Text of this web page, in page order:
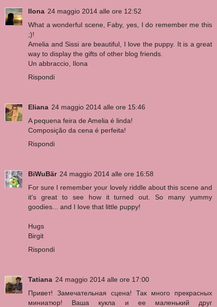
Ilona 24 maggio 2014 alle ore 12:52
What a wonderful scene, Faby, yes, I do remember me this
;)!
Amelia and Sissi are beautiful, I love the puppy. It is a great
way to display the gifts of other blog friends.
Un abbraccio, Ilona
Rispondi
Eliana 24 maggio 2014 alle ore 15:46
A pequena feira de Amelia é linda!
Composição da cena é perfeita!
Rispondi
BiWuBär 24 maggio 2014 alle ore 16:58
For sure I remember your lovely riddle about this scene and
it's great to see how it turned out. So many yummy
goodies... and I love that little puppy!
Hugs
Birgit
Rispondi
Tatiana 24 maggio 2014 alle ore 17:00
Привет! Замечательная сцена! Так много прекрасных
миниатюр! Ваша кукла и ее маленький друг